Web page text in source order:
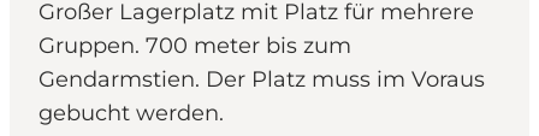
Übernachtung
Plane deine Reise
Booking
Großer Lagerplatz mit Platz für mehrere
Gruppen. 700 meter bis zum
Gendarmstien. Der Platz muss im Voraus
gebucht werden.